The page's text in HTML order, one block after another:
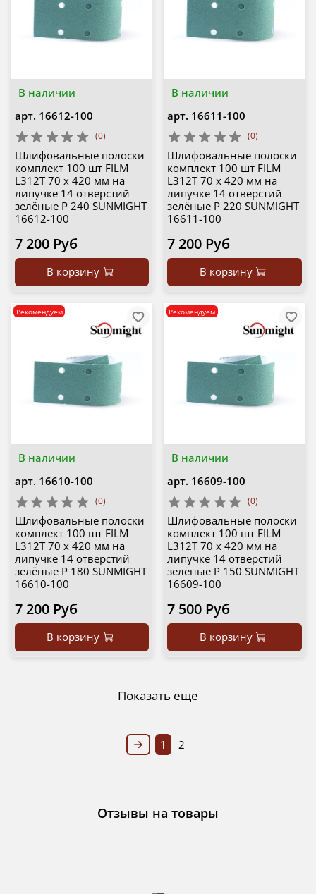
В наличии
арт. 16612-100
(0)
Шлифовальные полоски
комплект 100 шт FILM
L312T 70 х 420 мм на
липучке 14 отверстий
зелёные P 240 SUNMIGHT
16612-100
7 200 Руб
В корзину
В наличии
арт. 16611-100
(0)
Шлифовальные полоски
комплект 100 шт FILM
L312T 70 х 420 мм на
липучке 14 отверстий
зелёные P 220 SUNMIGHT
16611-100
7 200 Руб
В корзину
В наличии
Рекомендуем
арт. 16610-100
(0)
Шлифовальные полоски
комплект 100 шт FILM
L312T 70 х 420 мм на
липучке 14 отверстий
зелёные P 180 SUNMIGHT
16610-100
7 200 Руб
В корзину
В наличии
Рекомендуем
арт. 16609-100
(0)
Шлифовальные полоски
комплект 100 шт FILM
L312T 70 х 420 мм на
липучке 14 отверстий
зелёные P 150 SUNMIGHT
16609-100
7 500 Руб
В корзину
Показать еще
1 2
Отзывы на товары